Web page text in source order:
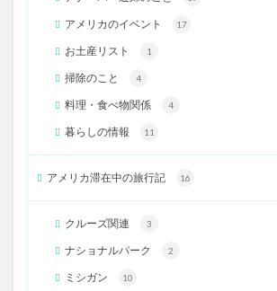
アメリカのイベント 17
お土産リスト 1
掃除のこと 4
料理・食べ物関係 4
暮らしの情報 11
アメリカ滞在中の旅行記 16
クルーズ関連 3
ナショナルパーク 2
ミシガン 10